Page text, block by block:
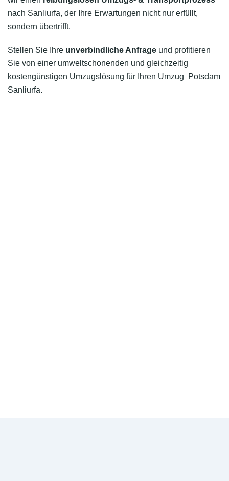
nach Sanliurfa, der Ihre Erwartungen nicht nur erfüllt,
sondern übertrifft.
Stellen Sie Ihre unverbindliche Anfrage und profitieren
Sie von einer umweltschonenden und gleichzeitig
kostengünstigen Umzugslösung für Ihren Umzug Potsdam
Sanliurfa.